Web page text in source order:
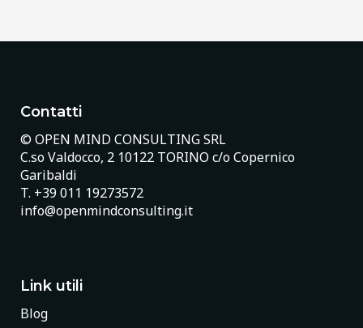
Contatti
© OPEN MIND CONSULTING SRL
C.so Valdocco, 2 10122 TORINO c/o Copernico
Garibaldi
T. +39 011 19273572
info@openmindconsulting.it
Link utili
Blog